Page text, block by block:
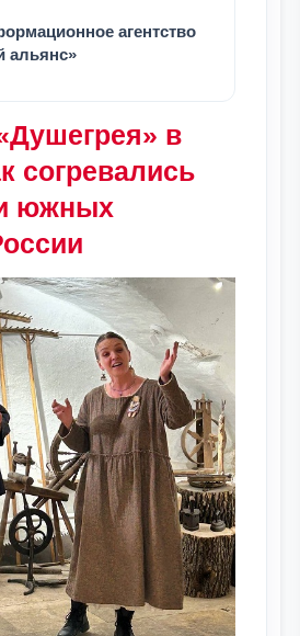
агентство
альянс»
в
согревались
южных